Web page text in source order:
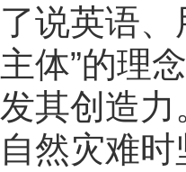
了说英语
主体”的理
发其创造力
自然灾难